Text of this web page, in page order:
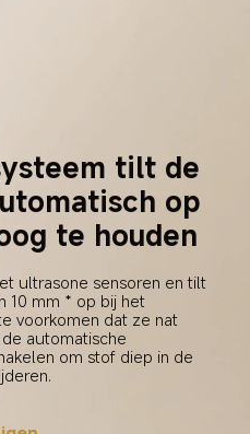
tilt de
op
te houden
ultrasone sensoren en tilt
10 mm * op bij het
voorkomen dat ze nat
automatische
om stof diep in de